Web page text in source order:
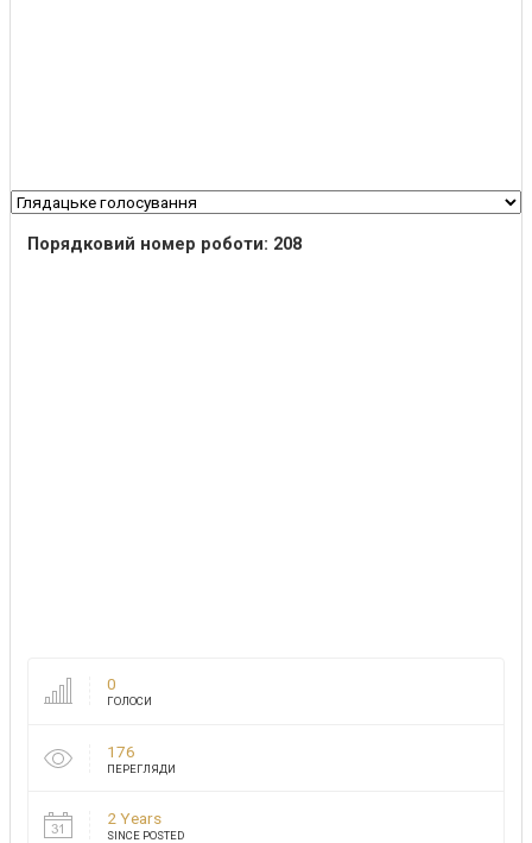
Порядковий номер роботи: 208
0
ГОЛОСИ
176
ПЕРЕГЛЯДИ
2 Years
SINCE POSTED